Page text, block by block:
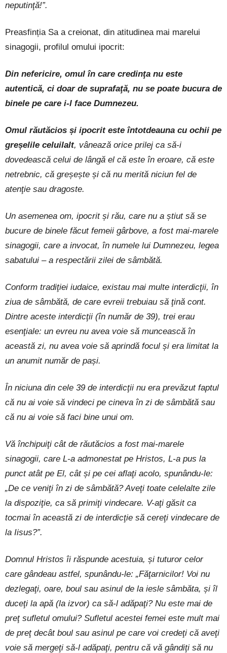
neputinţă!”.
Preasfinția Sa a creionat, din atitudinea mai marelui
sinagogii, profilul omului ipocrit:
Din nefericire, omul în care credinţa nu este
autentică, ci doar de suprafaţă, nu se poate bucura de
binele pe care i-l face Dumnezeu.
Omul răutăcios și ipocrit este întotdeauna cu ochii pe
greșelile celuilalt, vânează orice prilej ca să-i
dovedească celui de lângă el că este în eroare, că este
netrebnic, că greșește și că nu merită niciun fel de
atenţie sau dragoste.
Un asemenea om, ipocrit și rău, care nu a știut să se
bucure de binele făcut femeii gârbove, a fost mai-marele
sinagogii, care a invocat, în numele lui Dumnezeu, legea
sabatului – a respectării zilei de sâmbătă.
Conform tradiţiei iudaice, existau mai multe interdicţii, în
ziua de sâmbătă, de care evreii trebuiau să ţină cont.
Dintre aceste interdicţii (în număr de 39), trei erau
esenţiale: un evreu nu avea voie să muncească în
această zi, nu avea voie să aprindă focul și era limitat la
un anumit număr de pași.
În niciuna din cele 39 de interdicţii nu era prevăzut faptul
că nu ai voie să vindeci pe cineva în zi de sâmbătă sau
că nu ai voie să faci bine unui om.
Vă închipuiţi cât de răutăcios a fost mai-marele
sinagogii, care L-a admonestat pe Hristos, L-a pus la
punct atât pe El, cât și pe cei aflaţi acolo, spunându-le:
„De ce veniţi în zi de sâmbătă? Aveţi toate celelalte zile
la dispoziţie, ca să primiţi vindecare. V-aţi găsit ca
tocmai în această zi de interdicţie să cereţi vindecare de
la Iisus?”.
Domnul Hristos îi răspunde acestuia, și tuturor celor
care gândeau astfel, spunându-le: „Făţarnicilor! Voi nu
dezlegaţi, oare, boul sau asinul de la iesle sâmbăta, și îl
duceţi la apă (la izvor) ca să-l adăpaţi? Nu este mai de
preţ sufletul omului? Sufletul acestei femei este mult mai
de preţ decât boul sau asinul pe care voi credeţi că aveţi
voie să mergeţi să-l adăpaţi, pentru că vă gândiţi să nu